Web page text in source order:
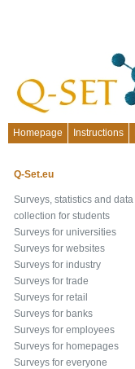
Homepage
Instructions
Q-Set.eu
Surveys, statistics and data
collection for students
Surveys for universities
Surveys for websites
Surveys for industry
Surveys for trade
Surveys for retail
Surveys for banks
Surveys for employees
Surveys for homepages
Surveys for everyone